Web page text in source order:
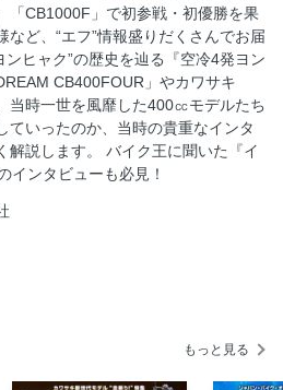
：YAMAHA YZF-R9 インプレッショ
：Y’S GEAR YZF-R9
：ホンダ 新基準原付 4モデルを発表
：JMS2025 次世代ビークル 一挙公
ンヒャク回顧録
ぱり日本にはヨンヒャクの4気筒
「CB1000F」で初参戦・初優勝を果
など、“エフ”情報盛りだくさんでお届
ヒャク”の歴史を辿る『空冷4発ヨン
CB400FOUR」やカワサキ
当時一世を風靡した400㏄モデルたち
ていったのか、当時の貴重なインタ
解説します。 バイク王に聞いた『イ
インタビューも必見！
もっと見る